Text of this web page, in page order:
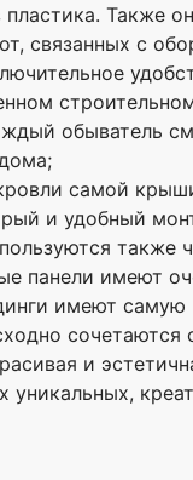
Также
связанных с
обыватель
самой
и удобный
также
панели имеют
имеют самую
и
уникальных,